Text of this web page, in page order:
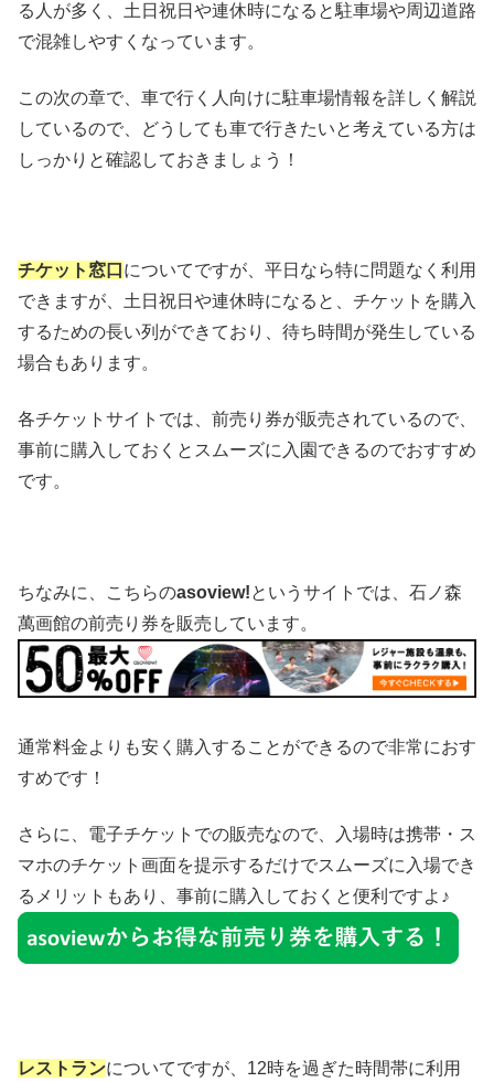
る人が多く、土日祝日や連休時になると駐車場や周辺道路
で混雑しやすくなっています。
この次の章で、車で行く人向けに駐車場情報を詳しく解説
しているので、どうしても車で行きたいと考えている方は
しっかりと確認しておきましょう！
チケット窓口 についてですが、平日なら特に問題なく利用
できますが、土日祝日や連休時になると、チケットを購入
するための長い列ができており、待ち時間が発生している
場合もあります。
各チケットサイトでは、前売り券が販売されているので、
事前に購入しておくとスムーズに入園できるのでおすすめ
です。
ちなみに、こちらのasoview!というサイトでは、石ノ森
萬画館の前売り券を販売しています。
通常料金よりも安く購入することができるので非常におす
すめです！
さらに、電子チケットでの販売なので、入場時は携帯・ス
マホのチケット画面を提示するだけでスムーズに入場でき
るメリットもあり、事前に購入しておくと便利ですよ♪
レストランについてですが、12時を過ぎた時間帯に利用